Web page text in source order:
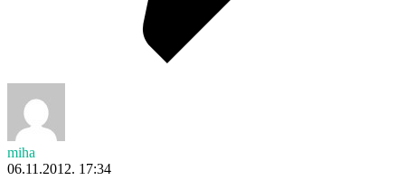
miha
06.11.2012. 17:34